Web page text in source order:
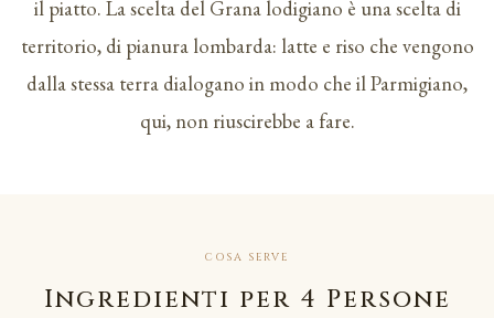
il piatto. La scelta del Grana lodigiano è una scelta di
territorio, di pianura lombarda: latte e riso che vengono
dalla stessa terra dialogano in modo che il Parmigiano,
qui, non riuscirebbe a fare.
COSA SERVE
Ingredienti per 4 Persone